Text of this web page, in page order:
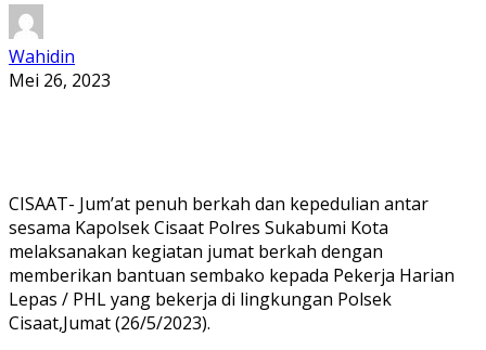
Wahidin
Mei 26, 2023
CISAAT- Jum’at penuh berkah dan kepedulian antar
sesama Kapolsek Cisaat Polres Sukabumi Kota
melaksanakan kegiatan jumat berkah dengan
memberikan bantuan sembako kepada Pekerja Harian
Lepas / PHL yang bekerja di lingkungan Polsek
Cisaat,Jumat (26/5/2023).